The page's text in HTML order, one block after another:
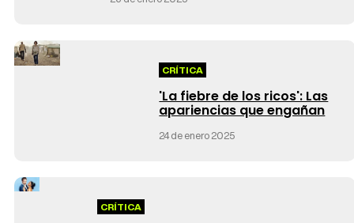
CRÍTICA
'La fiebre de los ricos': Las
apariencias que engañan
24 de enero 2025
CRÍTICA